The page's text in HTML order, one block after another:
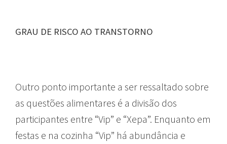
GRAU DE RISCO AO TRANSTORNO
Outro ponto importante a ser ressaltado sobre
as questões alimentares é a divisão dos
participantes entre “Vip” e “Xepa”. Enquanto em
festas e na cozinha “Vip” há abundância e